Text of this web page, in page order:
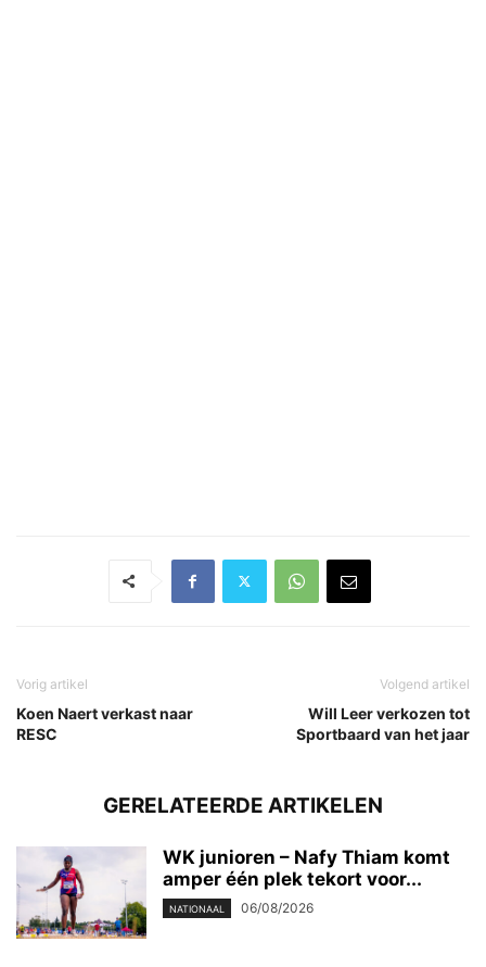
Vorig artikel
Koen Naert verkast naar
RESC
Volgend artikel
Will Leer verkozen tot
Sportbaard van het jaar
GERELATEERDE ARTIKELEN
WK junioren – Nafy Thiam komt
amper één plek tekort voor...
NATIONAAL 06/08/2026